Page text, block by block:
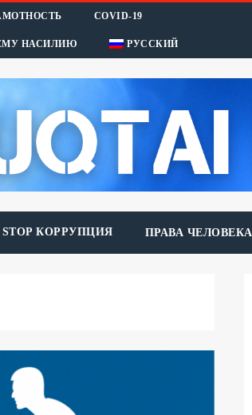
COVID-19
НАСИЛИЮ РУССКИЙ
STOP КОРРУПЦИЯ ПРАВА ЧЕЛОВЕКА